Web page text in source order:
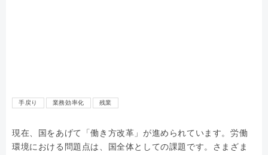
手戻り 業務効率化 残業
現在、国をあげて「働き方改革」が進められています。労働
環境における問題点は、国全体としての課題です。さまざま